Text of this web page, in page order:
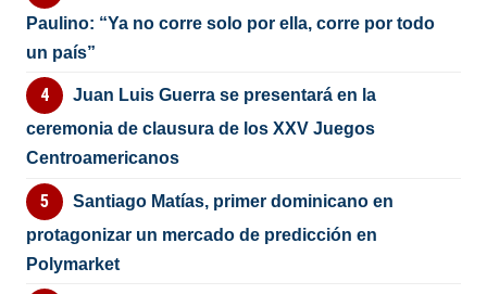
Paulino: “Ya no corre solo por ella, corre por todo
un país”
Juan Luis Guerra se presentará en la
ceremonia de clausura de los XXV Juegos
Centroamericanos
Santiago Matías, primer dominicano en
protagonizar un mercado de predicción en
Polymarket